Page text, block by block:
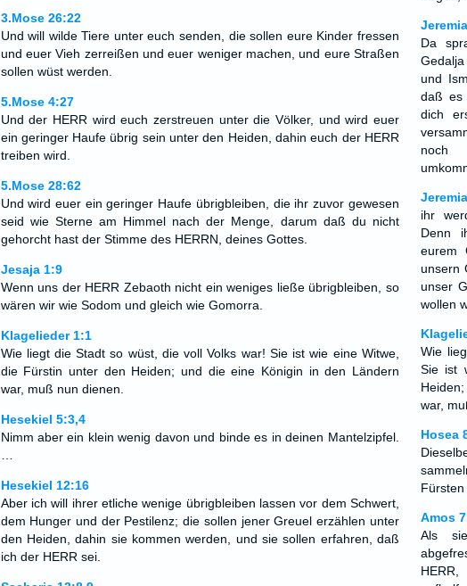
3.Mose 26:22
Und will wilde Tiere unter euch senden, die sollen eure Kinder fressen
und euer Vieh zerreißen und euer weniger machen, und eure Straßen
sollen wüst werden.
5.Mose 4:27
Und der HERR wird euch zerstreuen unter die Völker, und wird euer
ein geringer Haufe übrig sein unter den Heiden, dahin euch der HERR
treiben wird.
5.Mose 28:62
Und wird euer ein geringer Haufe übrigbleiben, die ihr zuvor gewesen
seid wie Sterne am Himmel nach der Menge, darum daß du nicht
gehorcht hast der Stimme des HERRN, deines Gottes.
Jesaja 1:9
Wenn uns der HERR Zebaoth nicht ein weniges ließe übrigbleiben, so
wären wir wie Sodom und gleich wie Gomorra.
Klagelieder 1:1
Wie liegt die Stadt so wüst, die voll Volks war! Sie ist wie eine Witwe,
die Fürstin unter den Heiden; und die eine Königin in den Ländern
war, muß nun dienen.
Hesekiel 5:3,4
Nimm aber ein klein wenig davon und binde es in deinen Mantelzipfel.
Hesekiel 12:16
Aber ich will ihrer etliche wenige übrigbleiben lassen vor dem Schwert,
dem Hunger und der Pestilenz; die sollen jener Greuel erzählen unter
den Heiden, dahin sie kommen werden, und sie sollen erfahren, daß
ich der HERR sei.
Da
und
daß es
dich
noch
ihr
Denn
eurem
unsern
unser
wollen
Wie
Sie ist
war,
Hosea
Fürsten
Amos
Als